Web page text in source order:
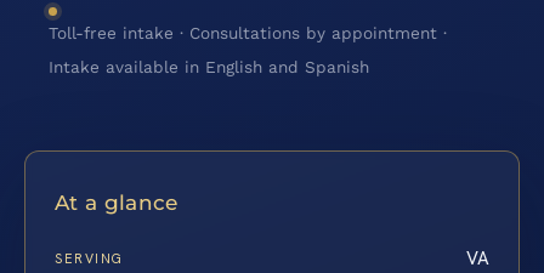
Toll-free intake · Consultations by appointment ·
Intake available in English and Spanish
At a glance
SERVING VA